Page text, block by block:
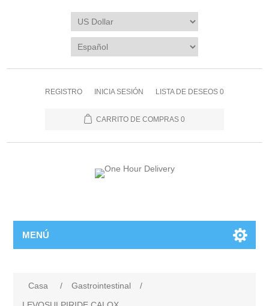
REGISTRO INICIA SESIÓN LISTA DE DESEOS 0
CARRITO DE COMPRAS 0
MENÚ
Casa / Gastrointestinal
/